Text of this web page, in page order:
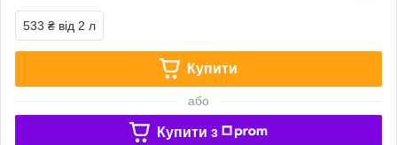
533 ₴ від 2 л
Купити
або
Купити з